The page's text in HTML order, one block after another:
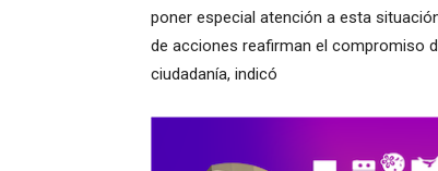
poner especial atención a esta
de acciones reafirman el compromiso
ciudadanía, indicó